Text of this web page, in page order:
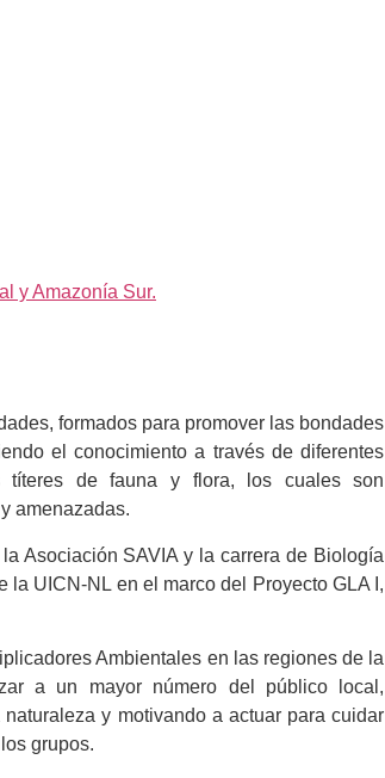
y Amazonía Sur.
formados para promover las bondades
el conocimiento a través de diferentes
títeres de fauna y flora, los cuales son
amenazadas.
Asociación SAVIA y la carrera de Biología
UICN-NL en el marco del Proyecto GLA I,
Ambientales en las regiones de la
a un mayor número del público local,
y motivando a actuar para cuidar
grupos.